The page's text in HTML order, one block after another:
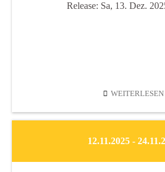
Release: Sa, 13. Dez.
WEITERLESEN
12.11.2025 -